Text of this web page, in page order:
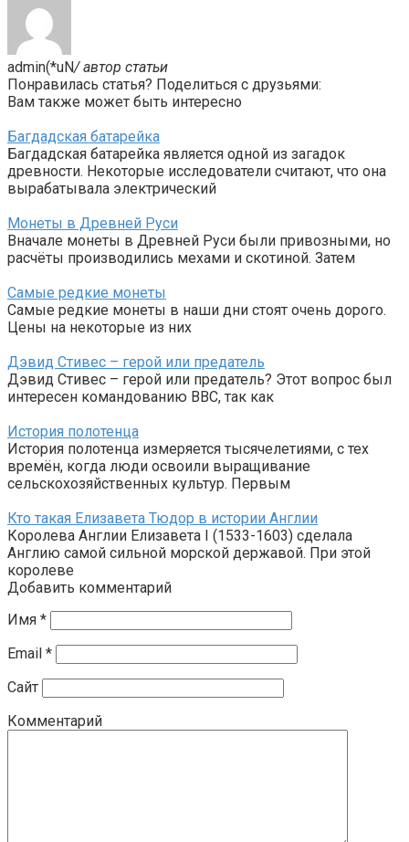
admin(*uN/ автор статьи
Понравилась статья? Поделиться с друзьями:
Вам также может быть интересно
Багдадская батарейка
Багдадская батарейка является одной из загадок
древности. Некоторые исследователи считают, что она
вырабатывала электрический
Монеты в Древней Руси
Вначале монеты в Древней Руси были привозными, но
расчёты производились мехами и скотиной. Затем
Самые редкие монеты
Самые редкие монеты в наши дни стоят очень дорого.
Цены на некоторые из них
Дэвид Стивес – герой или предатель
Дэвид Стивес – герой или предатель? Этот вопрос был
интересен командованию ВВС, так как
История полотенца
История полотенца измеряется тысячелетиями, с тех
времён, когда люди освоили выращивание
сельскохозяйственных культур. Первым
Кто такая Елизавета Тюдор в истории Англии
Королева Англии Елизавета I (1533-1603) сделала
Англию самой сильной морской державой. При этой
королеве
Добавить комментарий
Имя *
Email *
Сайт
Комментарий